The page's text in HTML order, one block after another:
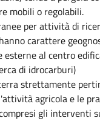
mobili o regolabili.
per attività di
carattere
esterne al centro
di idrocarburi)
strettamente
agricola e le
gli interventi